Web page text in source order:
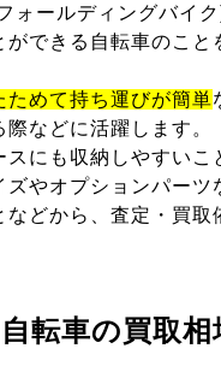
ォールディングバイ
できる自転車のこと
ためて持ち運びが簡単
などに活躍します。
スにも収納しやすいこ
ズやオプションパーツ
などから、査定・買取
転車の買取相